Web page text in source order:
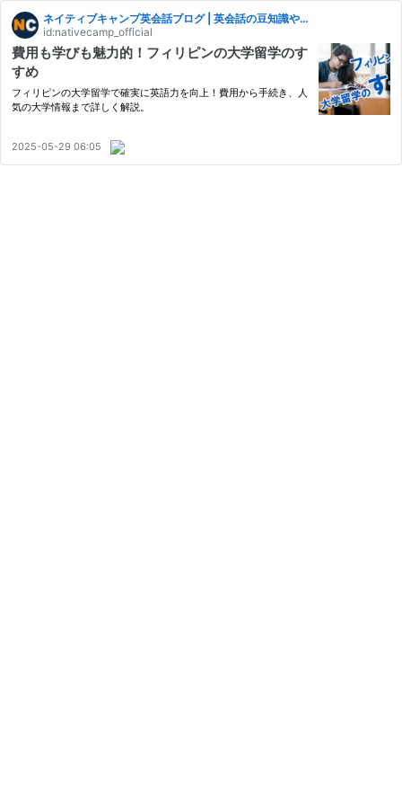
ネイティブキャンプ英会話ブログ | 英会話の豆知識や情報満載
id:nativecamp_official
費用も学びも魅力的！フィリピンの大学留学のす
すめ
フィリピンの大学留学で確実に英語力を向上！費用から手続き、人
気の大学情報まで詳しく解説。
2025-05-29 06:05